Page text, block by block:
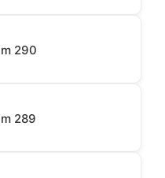
290
289